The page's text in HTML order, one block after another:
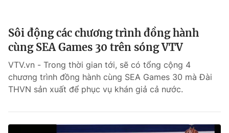
Chân dung
Bóng đá
Sôi động các chương trình đồng hành
cùng SEA Games 30 trên sóng VTV
VTV.vn - Trong thời gian tới, sẽ có tổng cộng 4
chương trình đồng hành cùng SEA Games 30 mà Đài
THVN sản xuất để phục vụ khán giả cả nước.